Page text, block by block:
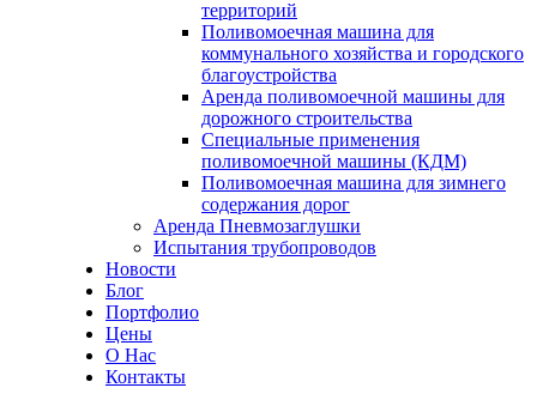
территорий
Поливомоечная машина для
коммунального хозяйства и городского
благоустройства
Аренда поливомоечной машины для
дорожного строительства
Специальные применения
поливомоечной машины (КДМ)
Поливомоечная машина для зимнего
содержания дорог
Аренда Пневмозаглушки
Испытания трубопроводов
Новости
Блог
Портфолио
Цены
О Нас
Контакты